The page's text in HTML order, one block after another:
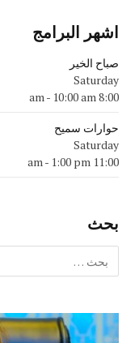
اشهر البرامج
صباح الخير
Saturday
8:00 am
- 10:00 am
حوارات سميح
Saturday
11:00 am
- 1:00 pm
بحث